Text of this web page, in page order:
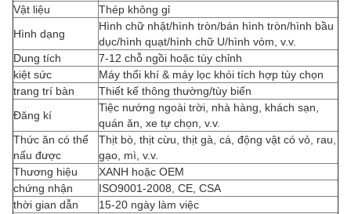
Vật liệu
Thép không gỉ
Hình dạng
Hình chữ nhật/hình tròn/bán hình tròn/hình bầu
dục/hình quạt/hình chữ U/hình vòm, v.v.
Dung tích
7-12 chỗ ngồi hoặc tùy chỉnh
kiệt sức
Máy thổi khí & máy lọc khói tích hợp tùy chọn
trang trí bàn
Thiết kế thông thường/tùy biến
Đăng kí
Tiệc nướng ngoài trời, nhà hàng, khách sạn,
quán ăn, xe tự chọn, v.v.
Thức ăn có thể
nấu được
Thịt bò, thịt cừu, thịt gà, cá, động vật có vỏ, rau,
gạo, mì, v.v.
Thương hiệu
XANH hoặc OEM
chứng nhận
ISO9001-2008, CE, CSA
thời gian dẫn
15-20 ngày làm việc